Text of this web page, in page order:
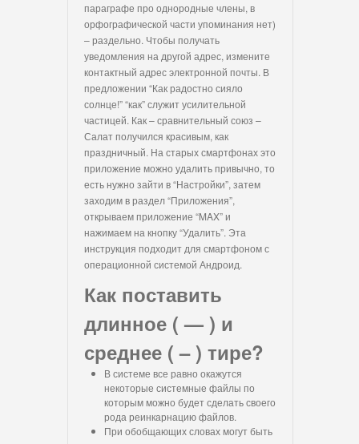
параграфе про однородные члены, в
орфографической части упоминания нет)
– раздельно. Чтобы получать
уведомления на другой адрес, измените
контактный адрес электронной почты. В
предложении “Как радостно сияло
солнце!” “как” служит усилительной
частицей. Как – сравнительный союз –
Салат получился красивым, как
праздничный. На старых смартфонах это
приложение можно удалить привычно, то
есть нужно зайти в “Настройки”, затем
заходим в раздел “Приложения”,
открываем приложение “MAX” и
нажимаем на кнопку “Удалить”. Эта
инструкция подходит для смартфоном с
операционной системой Андроид.
Как поставить
длинное ( — ) и
среднее ( – ) тире?
В системе все равно окажутся
некоторые системные файлы по
которым можно будет сделать своего
рода реинкарнацию файлов.
При обобщающих словах могут быть